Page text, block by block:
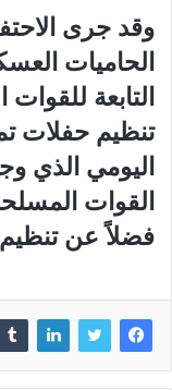
وقد جرى
الحاميات
التابعة
تنظيم حفلات
اليومي الذي
القوات
فضلاً عن